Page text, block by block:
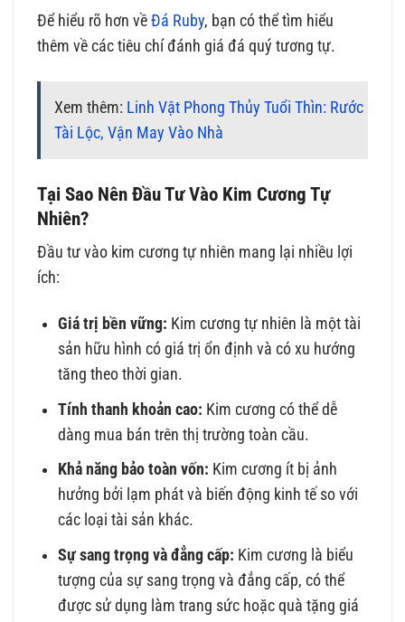
Để hiểu rõ hơn vềĐá Ruby, bạn có thể tìm hiểu
thêm về các tiêu chí đánh giá đá quý tương tự.
Xem thêm: Linh Vật Phong Thủy Tuổi Thìn: Rước
Tài Lộc, Vận May Vào Nhà
Tại Sao Nên Đầu Tư Vào Kim Cương Tự
Nhiên?
Đầu tư vào kim cương tự nhiên mang lại nhiều lợi
ích:
Giá trị bền vững: Kim cương tự nhiên là một tài
sản hữu hình có giá trị ổn định và có xu hướng
tăng theo thời gian.
Tính thanh khoản cao: Kim cương có thể dễ
dàng mua bán trên thị trường toàn cầu.
Khả năng bảo toàn vốn: Kim cương ít bị ảnh
hưởng bởi lạm phát và biến động kinh tế so với
các loại tài sản khác.
Sự sang trọng và đẳng cấp: Kim cương là biểu
tượng của sự sang trọng và đẳng cấp, có thể
được sử dụng làm trang sức hoặc quà tặng giá